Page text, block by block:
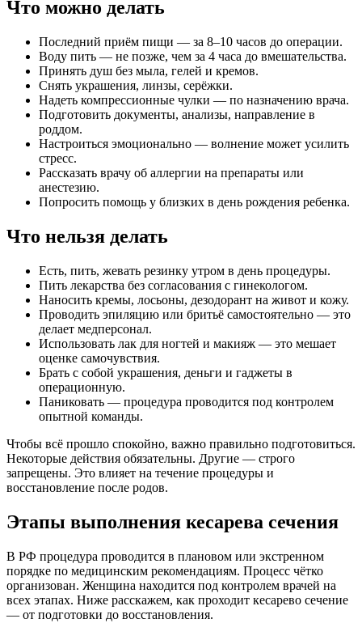
Что можно делать
Последний приём пищи — за 8–10 часов до операции.
Воду пить — не позже, чем за 4 часа до вмешательства.
Принять душ без мыла, гелей и кремов.
Снять украшения, линзы, серёжки.
Надеть компрессионные чулки — по назначению врача.
Подготовить документы, анализы, направление в
роддом.
Настроиться эмоционально — волнение может усилить
стресс.
Рассказать врачу об аллергии на препараты или
анестезию.
Попросить помощь у близких в день рождения ребенка.
Что нельзя делать
Есть, пить, жевать резинку утром в день процедуры.
Пить лекарства без согласования с гинекологом.
Наносить кремы, лосьоны, дезодорант на живот и кожу.
Проводить эпиляцию или бритьё самостоятельно — это
делает медперсонал.
Использовать лак для ногтей и макияж — это мешает
оценке самочувствия.
Брать с собой украшения, деньги и гаджеты в
операционную.
Паниковать — процедура проводится под контролем
опытной команды.
Чтобы всё прошло спокойно, важно правильно подготовиться.
Некоторые действия обязательны. Другие — строго
запрещены. Это влияет на течение процедуры и
восстановление после родов.
Этапы выполнения кесарева сечения
В РФ процедура проводится в плановом или экстренном
порядке по медицинским рекомендациям. Процесс чётко
организован. Женщина находится под контролем врачей на
всех этапах. Ниже расскажем, как проходит кесарево сечение
— от подготовки до восстановления.